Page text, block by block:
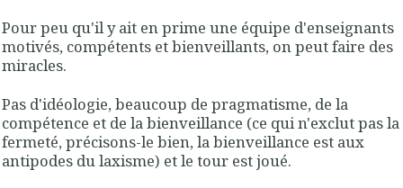
Pour peu qu'il y ait en prime une équipe d'enseignants
motivés, compétents et bienveillants, on peut faire des
miracles.
Pas d'idéologie, beaucoup de pragmatisme, de la
compétence et de la bienveillance (ce qui n'exclut pas la
fermeté, précisons-le bien, la bienveillance est aux
antipodes du laxisme) et le tour est joué.